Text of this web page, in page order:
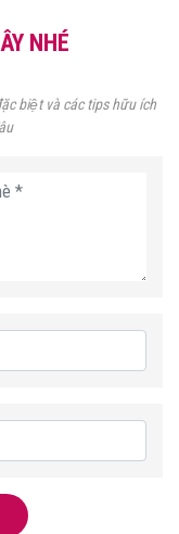
NHÉ
biệt và các tips hữu ích